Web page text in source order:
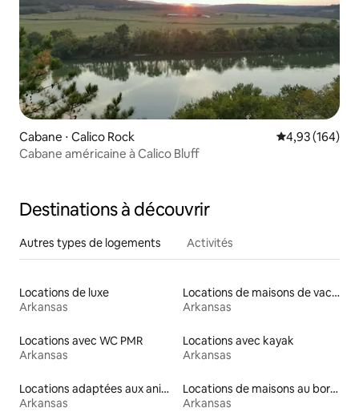
Cabane ⋅ Calico Rock Évaluation
4,93 (164)
Cabane américaine à Calico Bluff
Destinations à découvrir
Autres types de logements Activités
Locations de luxe
Arkansas
Locations de maisons de vacances
Arkansas
Locations avec WC PMR
Arkansas
Locations avec kayak
Arkansas
Locations adaptées aux animaux
Arkansas
Locations de maisons au bord d'un lac
Arkansas